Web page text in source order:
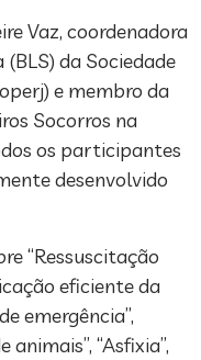
Vaz, coordenadora
da Sociedade
e membro da
Socorros na
os participantes
desenvolvido
“Ressuscitação
eficiente da
emergência”,
animais”, “Asfixia”,